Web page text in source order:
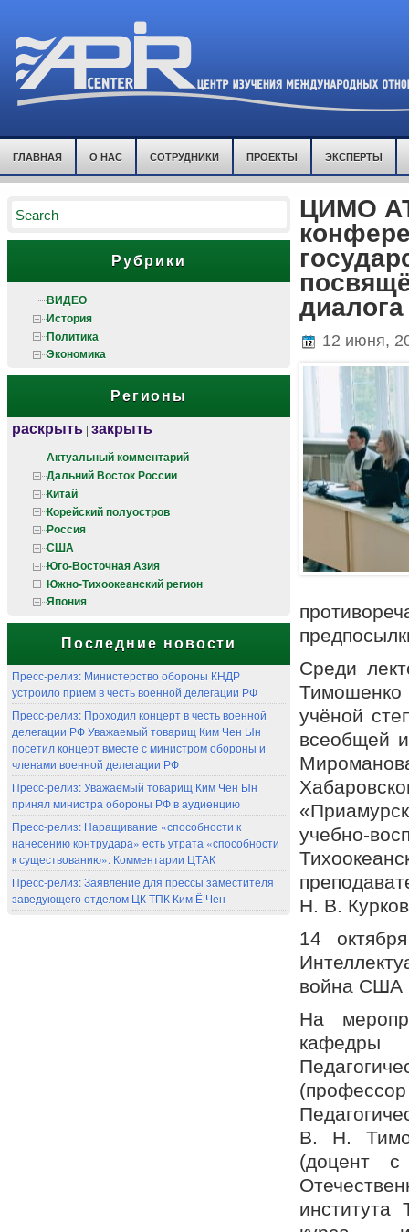
ГЛАВНАЯ О НАС СОТРУДНИКИ ПРОЕКТЫ ЭКСПЕРТЫ
Рубрики
ВИДЕО
История
Политика
Экономика
Регионы
раскрыть | закрыть
Актуальный комментарий
Дальний Восток России
Китай
Корейский полуостров
Россия
США
Юго-Восточная Азия
Южно-Тихоокеанский регион
Япония
Последние новости
Пресс-релиз: Министерство обороны КНДР
устроило прием в честь военной делегации РФ
Пресс-релиз: Проходил концерт в честь военной
делегации РФ Уважаемый товарищ Ким Чен Ын
посетил концерт вместе с министром обороны и
членами военной делегации РФ
Пресс-релиз: Уважаемый товарищ Ким Чен Ын
принял министра обороны РФ в аудиенцию
Пресс-релиз: Наращивание «способности к
нанесению контрудара» есть утрата «способности
к существованию»: Комментарии ЦТАК
Пресс-релиз: Заявление для прессы заместителя
заведующего отделом ЦК ТПК Ким Ё Чен
ЦИМО
12 июня,
Среди
учёной
всеобщей
учебно-
Н. В.
14
война США
На
кафедры
В. Н.
(доцент с